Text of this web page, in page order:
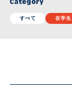
Category
すべて 在学生